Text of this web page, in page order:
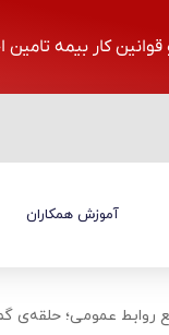
قوانین کار بیمه تامین
آموزش همکاران
روابط عمومی؛ حلقه‌ی